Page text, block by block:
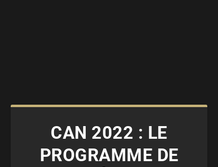
CAN 2022 : LE
PROGRAMME DE